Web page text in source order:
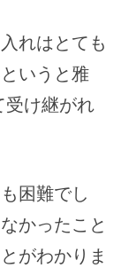
れはとても
いうと雅
受け継がれ
困難でし
かったこと
がわかりま